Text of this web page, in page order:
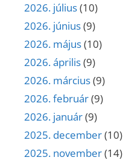
2026. július(10)
2026. június(9)
2026. május(10)
2026. április(9)
2026. március(9)
2026. február(9)
2026. január(9)
2025. december(10)
2025. november(14)